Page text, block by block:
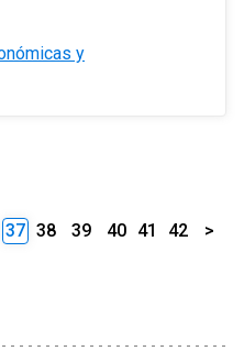
y
37 38 39 40 41 42 >